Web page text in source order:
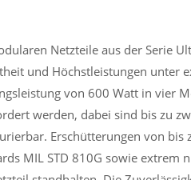
Netzteile aus der Serie
und Höchstleistungen unter
von 600 Watt in vier
werden, dabei sind bis zu
Erschütterungen von bis
MIL STD 810G sowie extrem